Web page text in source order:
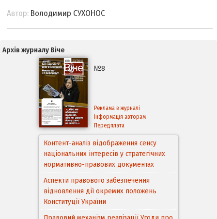
Автор: Володимир СУХОНОС
Архів журналу Віче
№8
Реклама в журналі
Інформація авторам
Передплата
Контент-аналіз відображення сенсу
національних інтересів у стратегічних
нормативно-правових документах
Аспекти правового забезпечення
відновлення дії окремих положень
Конституції України
Правовий механізм реалізації Угоди про